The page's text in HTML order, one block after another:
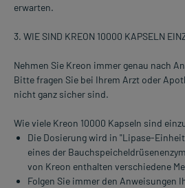
erwarten.
3. WIE SIND KREON 10000 KAPSELN
Nehmen Sie Kreon immer genau nach
Bitte fragen Sie bei Ihrem Arzt oder
nicht ganz sicher sind.
Wie viele Kreon 10000 Kapseln sind
Die Dosierung wird in "Lipase-
eines der
von Kreon enthalten verschiedene
Folgen Sie immer den Anweisungen